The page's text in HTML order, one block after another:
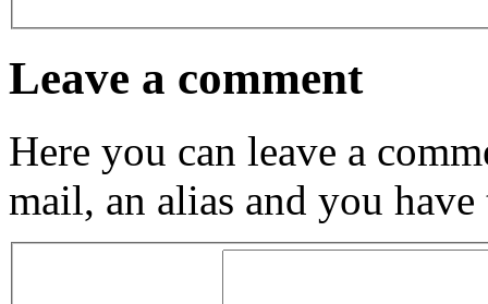
Leave a comment
Here you can leave a
mail, an alias and you have